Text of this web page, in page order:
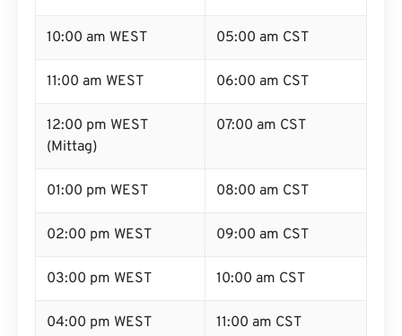
10:00 am WEST 05:00 am CST
11:00 am WEST 06:00 am CST
12:00 pm WEST
(Mittag)
07:00 am CST
01:00 pm WEST 08:00 am CST
02:00 pm WEST 09:00 am CST
03:00 pm WEST 10:00 am CST
04:00 pm WEST 11:00 am CST